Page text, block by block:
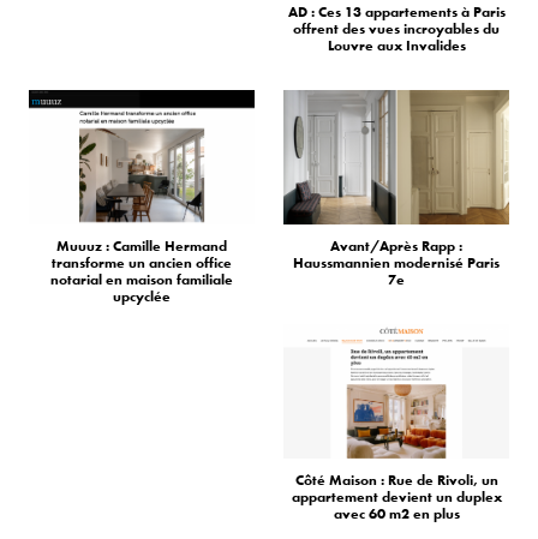
AD : Ces 13 appartements à Paris
offrent des vues incroyables du
Louvre aux Invalides
Muuuz : Camille Hermand
transforme un ancien office
notarial en maison familiale
upcyclée
Avant/Après Rapp :
Haussmannien modernisé Paris
7e
Côté Maison : Rue de Rivoli, un
appartement devient un duplex
avec 60 m2 en plus